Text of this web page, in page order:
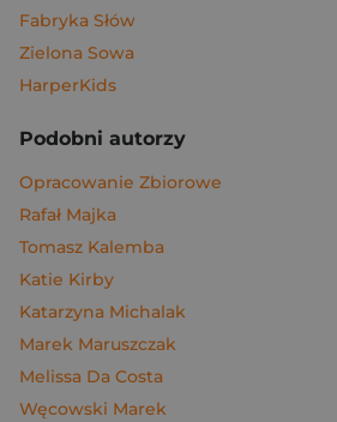
Fabryka Słów
Zielona Sowa
HarperKids
Podobni autorzy
Opracowanie Zbiorowe
Rafał Majka
Tomasz Kalemba
Katie Kirby
Katarzyna Michalak
Marek Maruszczak
Melissa Da Costa
Węcowski Marek